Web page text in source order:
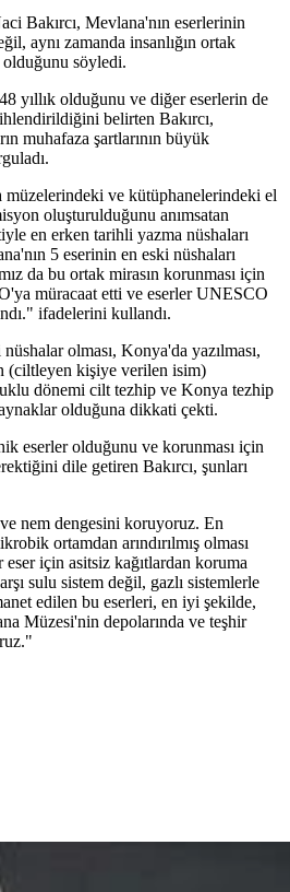
Bakırcı, Mevlana'nın eserlerinin
aynı zamanda insanlığın ortak
olduğunu söyledi.
yıllık olduğunu ve diğer eserlerin de
belirten Bakırcı,
muhafaza şartlarının büyük
ve kütüphanelerindeki el
oluşturulduğunu anımsatan
en erken tarihli yazma nüshaları
5 eserinin en eski nüshaları
da bu ortak mirasın korunması için
müracaat etti ve eserler UNESCO
ifadelerini kullandı.
olması, Konya'da yazılması,
(ciltleyen kişiye verilen isim)
dönemi cilt tezhip ve Konya tezhip
olduğuna dikkati çekti.
eserler olduğunu ve korunması için
dile getiren Bakırcı, şunları
nem dengesini koruyoruz. En
ortamdan arındırılmış olması
için asitsiz kağıtlardan koruma
sulu sistem değil, gazlı sistemlerle
edilen bu eserleri, en iyi şekilde,
Müzesi'nin depolarında ve teşhir